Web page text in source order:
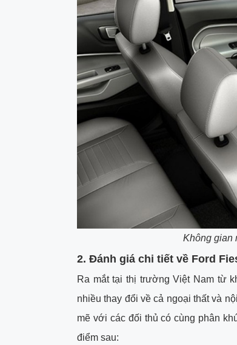
Không gian
2. Đánh giá chi tiết về Ford
Ra mắt tại thị trường Việt Nam từ
nhiều thay đổi về cả ngoại thất và
mẽ với các đối thủ có cùng phân
điểm sau: